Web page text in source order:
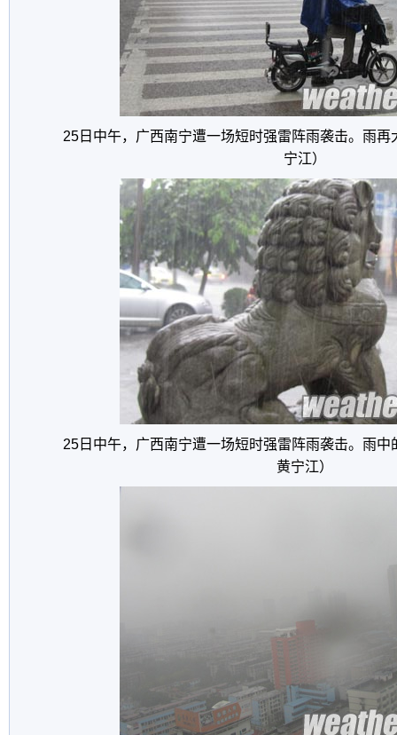
25日中午，广西南宁遭一场短时强雷阵雨袭击。雨
宁江）
25日中午，广西南宁遭一场短时强雷阵雨袭击。雨
黄宁江）